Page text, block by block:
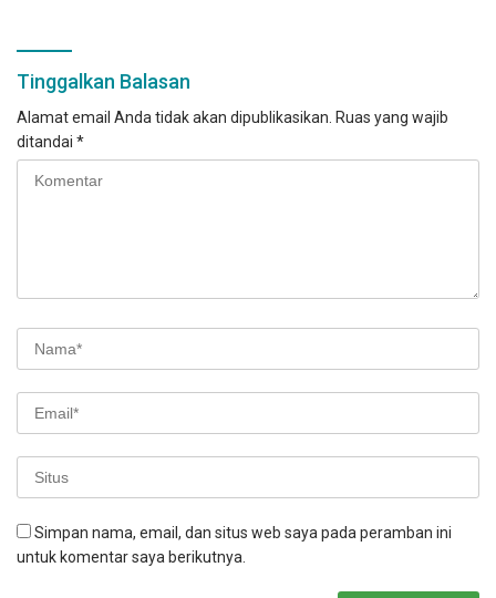
Tinggalkan Balasan
Alamat email Anda tidak akan dipublikasikan. Ruas yang wajib
ditandai *
Simpan nama, email, dan situs web saya pada peramban ini
untuk komentar saya berikutnya.